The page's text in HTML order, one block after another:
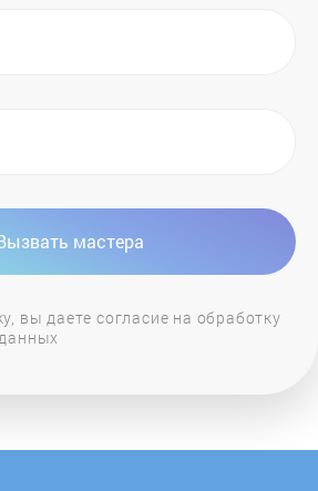
Hajdu
Hansa
мастера
вы даете согласие на обработку